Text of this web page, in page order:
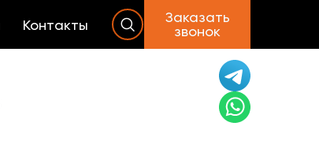
Контакты
Заказать
звонок